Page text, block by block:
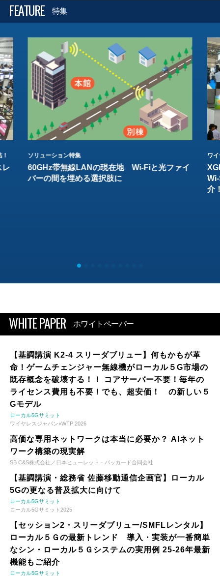
FEATURE 特集
レ
ソリューション特集
60GHz帯無線LANの現在地 Wi-Fiと光ファイ
バーの間を埋める選択肢に
ワ
介
WHITE PAPER ホワイトペーパー
【基調講演 K2-4 スリーダブリュー】何もかもが革
命！ゲームチェンジャー無線機がローカル５G市場の
既存概念を破壊する！！ コアサーバー不要！毎年の
ライセンス費用も不要！でも、超安価！ の新しい５
Gモデル
ローカル5Gサミット
ワイヤレスジャパン×WTP 2026
高価な専用ネットワークは本当に必要か？ AIネット
ワーク構築の現実解
SB C&S株式会社／日本ヒューレット・パッカード合同会社
【基調講演・総務省 佐藤移動通信企画官】ローカル
5Gの更なる普及拡大に向けて
ローカル5Gサミット
ローカル5Gサミット2025
【セッション2・スリーダブリュー/SMFLレンタル】
ローカル５Ｇの最新トレンド 導入・実装が一番簡単
なシン・ローカル５Ｇシステムの実用例 25-26年最新
機能もご紹介
ローカル5Gサミット